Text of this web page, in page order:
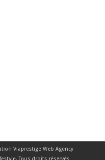
Viaprestige Web Agency